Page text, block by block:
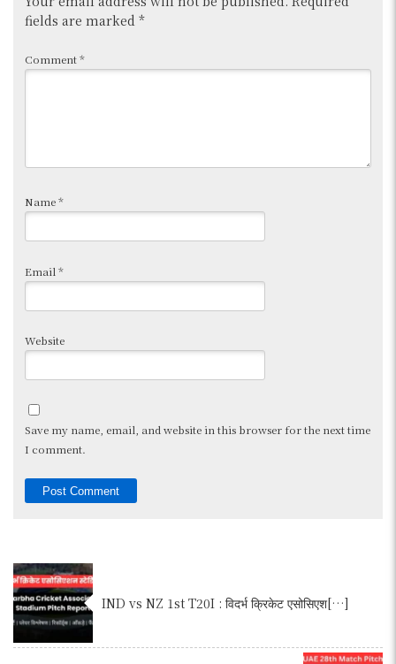
fields are marked *
Comment*
Name*
Email *
Website
Save my name, email, and website in this browser for the next time
I comment.
IND vs NZ 1st T20I : विदर्भ क्रिकेट एसोसिएश[…]